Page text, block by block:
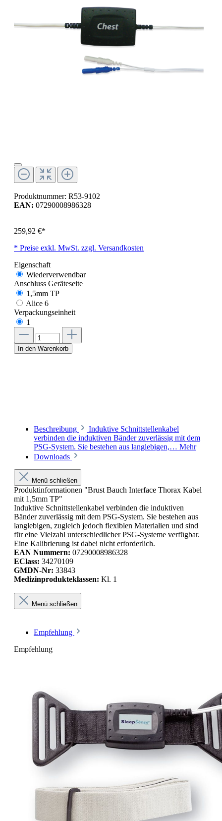
Produktnummer: R53-9102
EAN: 07290008986328
259,92 €*
* Preise exkl. MwSt. zzgl. Versandkosten
Eigenschaft
Wiederverwendbar
Anschluss Geräteseite
1,5mm TP
Alice 6
Verpackungseinheit
1
In den Warenkorb
Beschreibung
Induktive Schnittstellenkabel
verbinden die induktiven Bänder zuverlässig mit dem
PSG-System. Sie bestehen aus langlebigen,… Mehr
Downloads
Menü schließen
Produktinformationen "Brust Bauch Interface Thorax Kabel
mit 1,5mm TP"
Induktive Schnittstellenkabel verbinden die induktiven
Bänder zuverlässig mit dem PSG-System. Sie bestehen aus
langlebigen, zugleich jedoch flexiblen Materialien und sind
für eine Vielzahl unterschiedlicher PSG-Systeme verfügbar.
Eine Kalibrierung ist dabei nicht erforderlich.
EAN Nummern: 07290008986328
EClass: 34270109
GMDN-Nr: 33843
Medizinprodukteklassen: Kl. 1
Menü schließen
Empfehlung
Empfehlung